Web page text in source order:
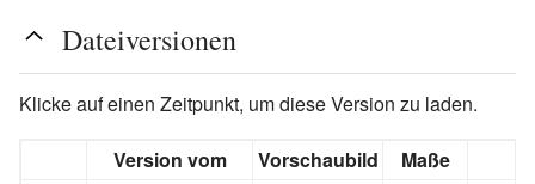
Dateiversionen
Klicke auf einen Zeitpunkt, um diese Version zu laden.
Version vom Vorschaubild Maße